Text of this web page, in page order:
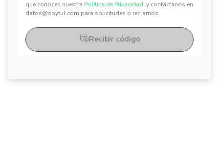
que conoces nuestra Política de Privacidad. y contáctanos en
datos@soytul.com para solicitudes o reclamos.
Recibir código